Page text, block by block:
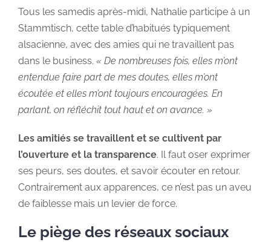
Tous les samedis après-midi, Nathalie participe à un
Stammtisch, cette table d’habitués typiquement
alsacienne, avec des amies qui ne travaillent pas
dans le business. « De nombreuses fois, elles m’ont
entendue faire part de mes doutes, elles m’ont
écoutée et elles m’ont toujours encouragées. En
parlant, on réfléchit tout haut et on avance. »
Les amitiés se travaillent et se cultivent par
l’ouverture et la transparence. Il faut oser exprimer
ses peurs, ses doutes, et savoir écouter en retour.
Contrairement aux apparences, ce n’est pas un aveu
de faiblesse mais un levier de force.
Le piège des réseaux sociaux